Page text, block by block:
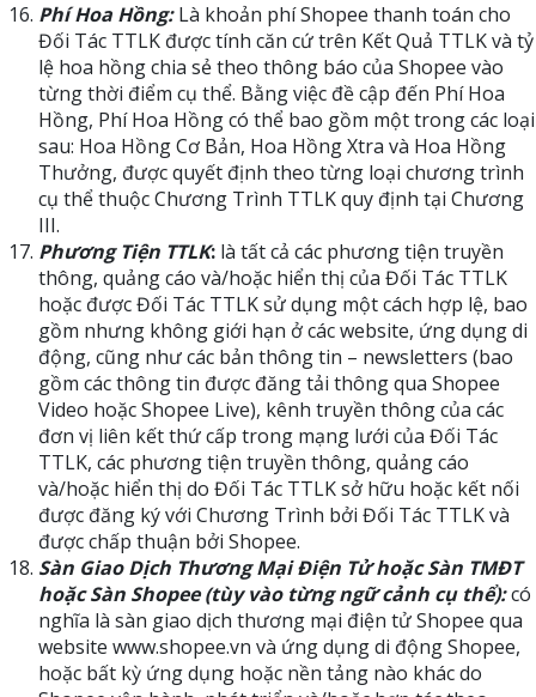
Phí Hoa Hồng:Là khoản phí Shopee thanh toán cho
Đối Tác TTLK được tính căn cứ trên Kết Quả TTLK và tỷ
lệ hoa hồng chia sẻ theo thông báo của Shopee vào
từng thời điểm cụ thể. Bằng việc đề cập đến Phí Hoa
Hồng, Phí Hoa Hồng có thể bao gồm một trong các loại
sau: Hoa Hồng Cơ Bản, Hoa Hồng Xtra và Hoa Hồng
Thưởng, được quyết định theo từng loại chương trình
cụ thể thuộc Chương Trình TTLK quy định tại Chương
III.
Phương Tiện TTLK: là tất cả các phương tiện truyền
thông, quảng cáo và/hoặc hiển thị của Đối Tác TTLK
hoặc được Đối Tác TTLK sử dụng một cách hợp lệ, bao
gồm nhưng không giới hạn ở các website, ứng dụng di
động, cũng như các bản thông tin – newsletters (bao
gồm các thông tin được đăng tải thông qua Shopee
Video hoặc Shopee Live), kênh truyền thông của các
đơn vị liên kết thứ cấp trong mạng lưới của Đối Tác
TTLK, các phương tiện truyền thông, quảng cáo
và/hoặc hiển thị do Đối Tác TTLK sở hữu hoặc kết nối
được đăng ký với Chương Trình bởi Đối Tác TTLK và
được chấp thuận bởi Shopee.
Sàn Giao Dịch Thương Mại Điện Tử hoặc Sàn TMĐT
hoặc Sàn Shopee (tùy vào từng ngữ cảnh cụ thể):có
nghĩa là sàn giao dịch thương mại điện tử Shopee qua
website www.shopee.vn và ứng dụng di động Shopee,
hoặc bất kỳ ứng dụng hoặc nền tảng nào khác do